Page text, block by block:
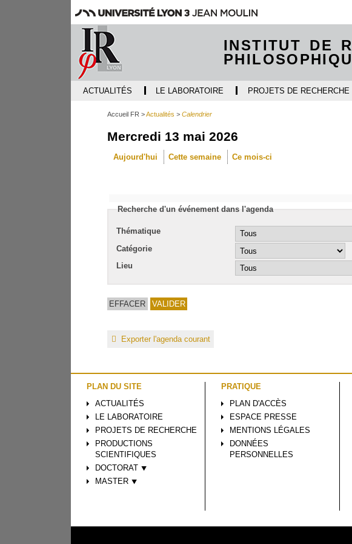
INSTITUT DE
ACTUALITÉS LE LABORATOIRE PROJETS DE RECHERCHE
Accueil FR Actualités Calendrier
Mercredi 13 mai 2026
Aujourd'hui Cette semaine Ce mois-ci
Recherche d'un événement dans l'agenda
Thématique
Catégorie
Lieu
Exporter l'agenda courant
PLAN DU SITE
ACTUALITÉS
LE LABORATOIRE
PROJETS DE RECHERCHE
PRODUCTIONS
SCIENTIFIQUES
DOCTORAT ⯆
MASTER ⯆
PRATIQUE
PLAN D'ACCÈS
ESPACE PRESSE
MENTIONS LÉGALES
DONNÉES
PERSONNELLES